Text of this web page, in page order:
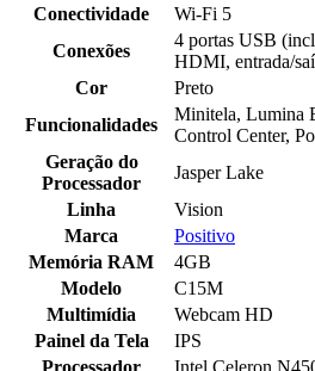
Conectividade
Wi-Fi 5
Conexões
4 portas USB
HDMI, entrada/
Cor
Preto
Funcionalidades
Minitela, Lumina
Control Center,
Geração do
Processador
Jasper Lake
Linha
Vision
Marca
Positivo
Memória RAM
4GB
Modelo
C15M
Multimídia
Webcam HD
Painel da Tela
IPS
Processador
Intel Celeron